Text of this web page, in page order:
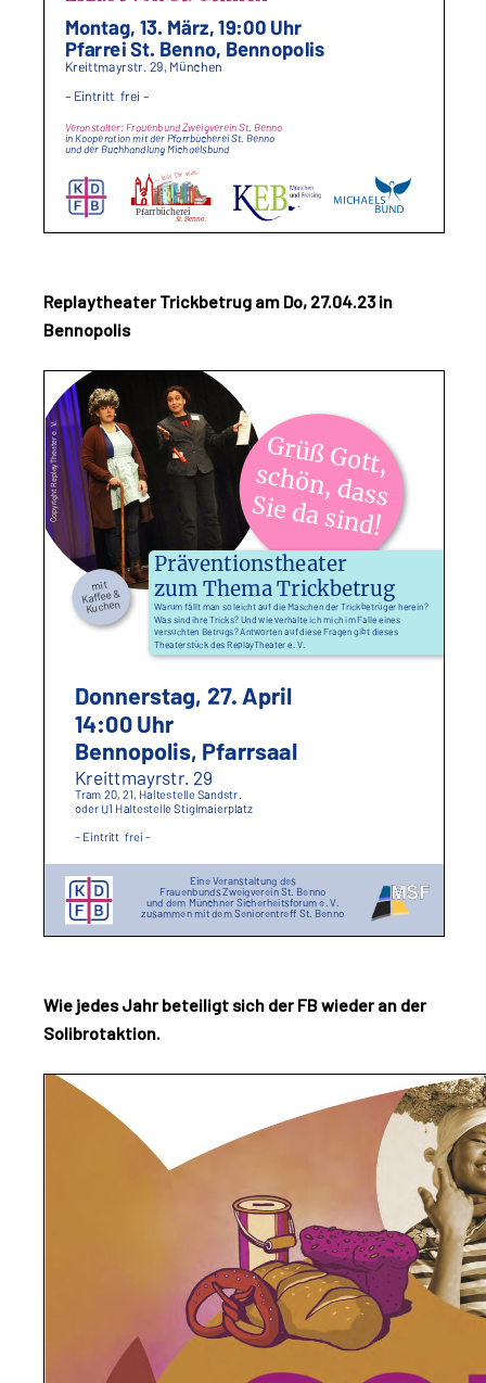
Replaytheater Trickbetrug am Do, 27.04.23 in
Bennopolis
Wie jedes Jahr beteiligt sich der FB wieder an der
Solibrotaktion.